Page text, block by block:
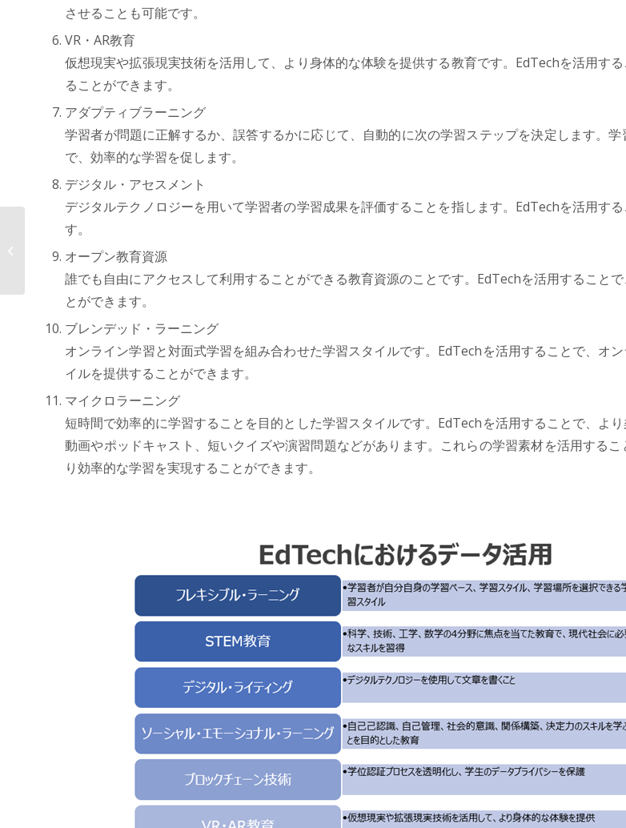
させることも可能です。
VR・AR教育
仮想現実や拡張現実技術を活用して、より身体的な体験を提供する教育です。EdTechを活用す
ることができます。
アダプティブラーニング
学習者が問題に正解するか、誤答するかに応じて、自動的に次の学習ステップを決定します。
で、効率的な学習を促します。
デジタル・アセスメント
デジタルテクノロジーを用いて学習者の学習成果を評価することを指します。EdTechを活用す
す。
オープン教育資源
誰でも自由にアクセスして利用することができる教育資源のことです。EdTechを活用すること
とができます。
ブレンデッド・ラーニング
オンライン学習と対面式学習を組み合わせた学習スタイルです。EdTechを活用することで、オ
イルを提供することができます。
マイクロラーニング
短時間で効率的に学習することを目的とした学習スタイルです。EdTechを活用することで、よ
動画やポッドキャスト、短いクイズや演習問題などがあります。これらの学習素材を活用する
り効率的な学習を実現することができます。
AOSデータ社、ヘルスケアテックで
健康管理の効率化 「健康データプラ
ットフォームAOS...